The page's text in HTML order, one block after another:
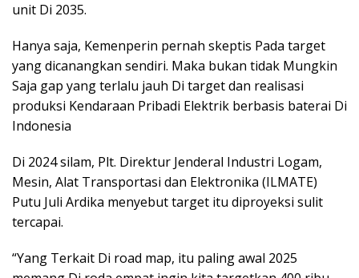
unit Di 2035.
Hanya saja, Kemenperin pernah skeptis Pada target
yang dicanangkan sendiri. Maka bukan tidak Mungkin
Saja gap yang terlalu jauh Di target dan realisasi
produksi Kendaraan Pribadi Elektrik berbasis baterai Di
Indonesia
Di 2024 silam, Plt. Direktur Jenderal Industri Logam,
Mesin, Alat Transportasi dan Elektronika (ILMATE)
Putu Juli Ardika menyebut target itu diproyeksi sulit
tercapai.
“Yang Terkait Di road map, itu paling awal 2025